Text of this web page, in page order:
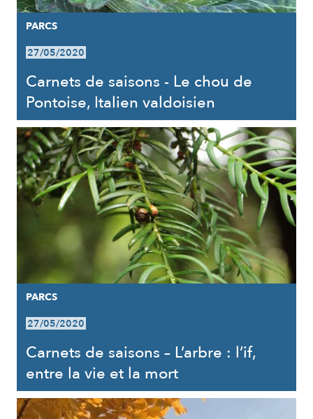
PARCS
27/05/2020
Carnets de saisons - Le chou de
Pontoise, Italien valdoisien
PARCS
27/05/2020
Carnets de saisons – L’arbre : l’if,
entre la vie et la mort